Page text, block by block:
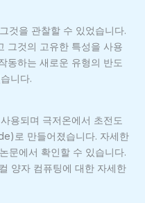
것을 관찰할 수 있었습니다.
그것의 고유한 특성을 사용
동하는 새로운 유형의 반도
니다.
용되며 극저온에서 초전도
로 만들어졌습니다. 자세한
문에서 확인할 수 있습니다.
양자 컴퓨팅에 대한 자세한